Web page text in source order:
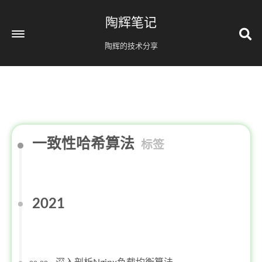
陶辉笔记
陶辉的技术分享
一致性哈希算法 标签
2021